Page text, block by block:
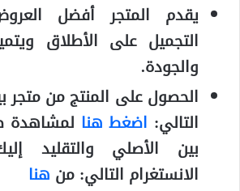
يقدم المتجر أفضل
التجميل على الأطلاق
والجودة.
الحصول على المنتج من متجر
التالي: اضغط هنا لمشاهدة
بين الأصلي والتقليد
الانستغرام التالي: من هنا